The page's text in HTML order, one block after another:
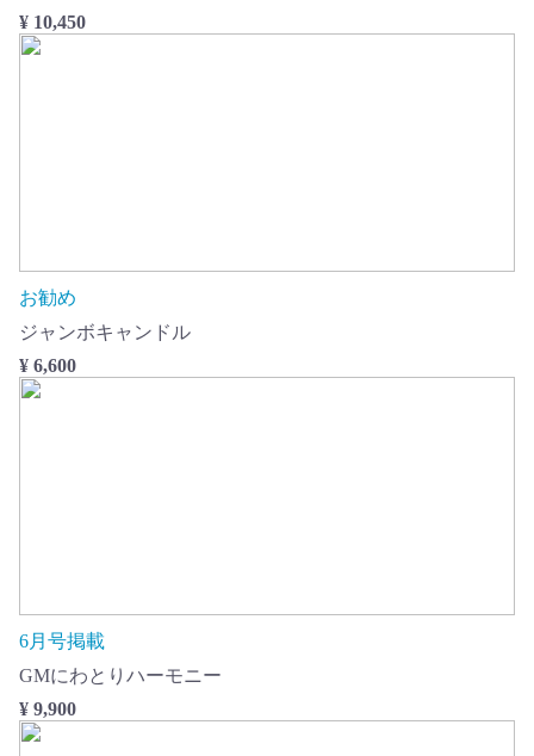
¥ 10,450
お勧め
ジャンボキャンドル
¥ 6,600
6月号掲載
GMにわとりハーモニー
¥ 9,900